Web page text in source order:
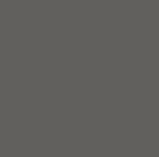
2. การรับประกันสิน
ปกติ หากมีตำหนิ ช
3. การรับประกันสิน
รับประกันเฉพาะวา